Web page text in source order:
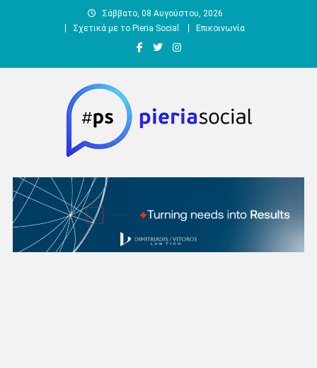
Σάββατο, 08 Αυγούστου, 2026
Σχετικά με το Pieria Social
Επικοινωνία
Pieria Social